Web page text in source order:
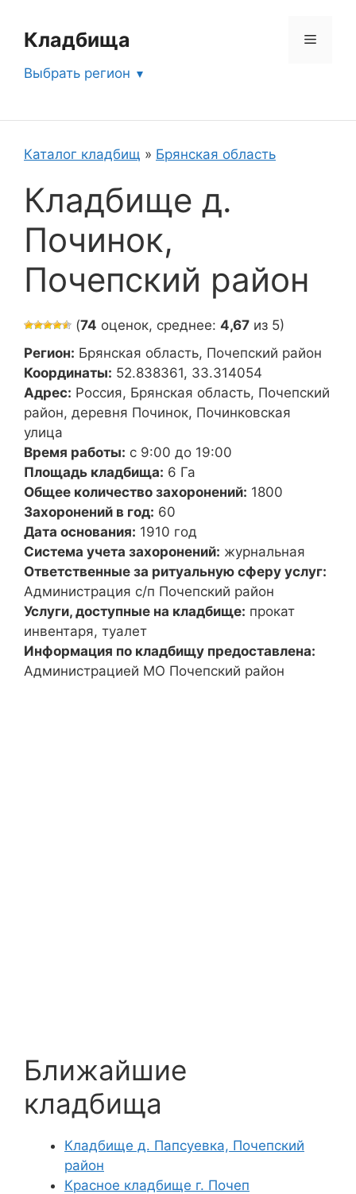
содержимому
Кладбища Меню
Выбрать регион
Каталог кладбищ » Брянская область
Кладбище д.
Починок,
Почепский район
(74 оценок, среднее: 4,67 из 5)
Регион: Брянская область, Почепский район
Координаты: 52.838361, 33.314054
Адрес: Россия, Брянская область, Почепский
район, деревня Починок, Починковская
улица
Время работы: с 9:00 до 19:00
Площадь кладбища: 6 Га
Общее количество захоронений: 1800
Захоронений в год: 60
Дата основания: 1910 год
Система учета захоронений: журнальная
Ответственные за ритуальную сферу услуг:
Администрация с/п Почепский район
Услуги, доступные на кладбище: прокат
инвентаря, туалет
Информация по кладбищу предоставлена:
Администрацией МО Почепский район
Ближайшие
кладбища
Кладбище д. Папсуевка, Почепский
район
Красное кладбище г. Почеп